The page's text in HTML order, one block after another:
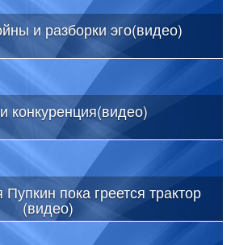
и разборки эго(видео)
конкуренция(видео)
пока греется трактор
(видео)